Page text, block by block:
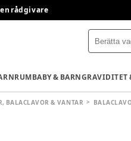
en rådgivare
BABY & BARNGRAVIDITET
BALACLAVOR & VANTAR